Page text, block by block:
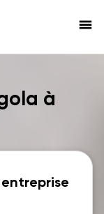
menu
à